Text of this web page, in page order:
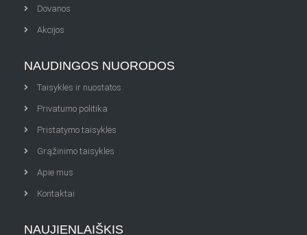
Dovanos
Akcijos
NAUDINGOS NUORODOS
Taisyklės ir nuostatos
Privatumo politika
Pristatymo taisyklės
Grąžinimo taisyklės
Apie mus
Kontaktai
NAUJIENLAIŠKIS